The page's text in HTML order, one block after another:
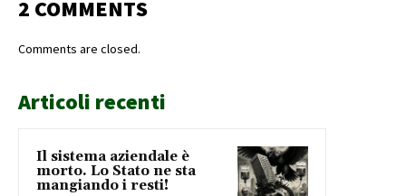
2 COMMENTS
Comments are closed.
Articoli recenti
Il sistema aziendale è
morto. Lo Stato ne sta
mangiando i resti!